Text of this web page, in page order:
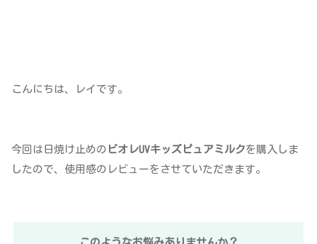
こんにちは、レイです。
今回は日焼け止めの ビオレUVキッズピュアミルクを購入しま
したので、使用感のレビューをさせていただきます。